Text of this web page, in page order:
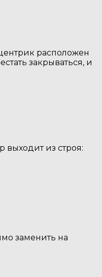
расположен
закрываться, и
выходит из строя:
заменить на